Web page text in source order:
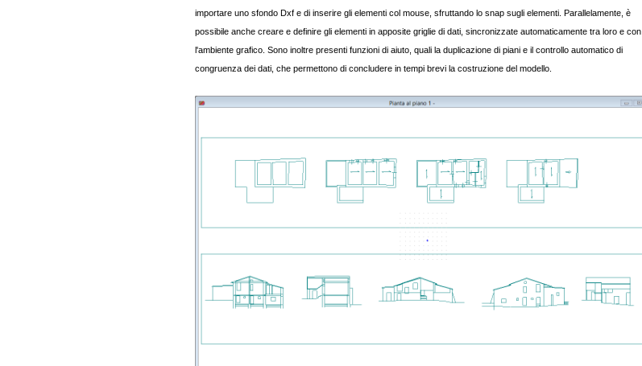
importare uno sfondo Dxf e di inserire gli elementi col mouse, sfruttando lo snap sugli elementi. Parallelamente, è
possibile anche creare e definire gli elementi in apposite griglie di dati, sincronizzate automaticamente tra loro e con
l'ambiente grafico. Sono inoltre presenti funzioni di aiuto, quali la duplicazione di piani e il controllo automatico di
congruenza dei dati, che permettono di concludere in tempi brevi la costruzione del modello.